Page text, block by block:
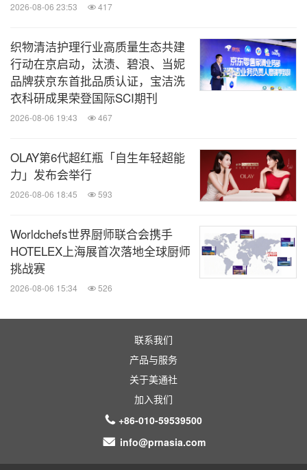
2026-08-06 23:53 417
织物清洁护理行业高质量生态共建
行动在京启动，汰渍、碧浪、当妮
品牌获京东首批品质认证，宝洁洗
衣科研成果荣登国际SCI期刊
2026-08-06 19:43 467
OLAY第6代超红瓶「自生年轻超能
力」发布会举行
2026-08-06 18:45 593
Worldchefs世界厨师联合会携手
HOTELEX上海展首次落地全球厨师
挑战赛
2026-08-06 15:34 526
联系我们
产品与服务
关于美通社
加入我们
+86-010-59539500
info@prnasia.com